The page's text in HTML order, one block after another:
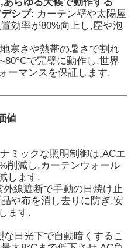
シブ: カーテン壁や太陽屋
効率が80%向上し,塵や泡
寒さや熱帯の暑さで割れ
で完璧に動作し,世界
ーマンスを保証します.
値
ミックな照明制御は,ACエ
削減し,カーテンウォール
します.
外線遮断で手動の日焼け止
や布を消し去りに防ぎ,安
ます.
な日光下で自動暗くするこ